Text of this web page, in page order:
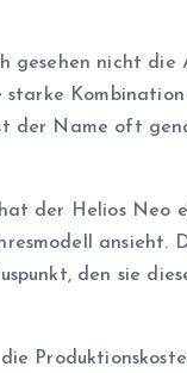
gesehen nicht die
Kombination
der Name oft
der Helios Neo
ansieht.
den sie